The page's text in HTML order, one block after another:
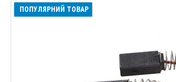
ПОПУЛЯРНИЙ ТОВАР